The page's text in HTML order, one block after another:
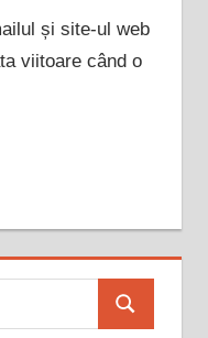
și site-ul web
viitoare când o
Search